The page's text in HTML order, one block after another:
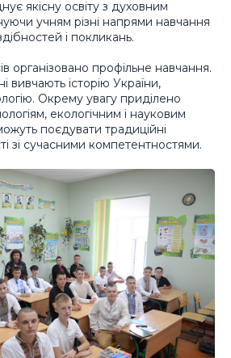
якісну освіту з духовним
учням різні напрями навчання
і покликань.
організовано профільне навчання.
вивчають історію України,
Окрему увагу приділено
екологічним і науковим
поєдувати традиційні
зі сучасними компетентностями.